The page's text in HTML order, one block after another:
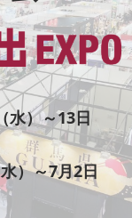
Sight
出EXPO
Sight
水）～13日
）～7月2日